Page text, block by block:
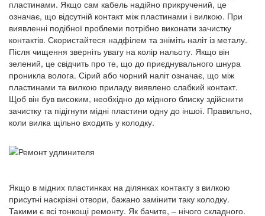
пластинами. Якщо сам кабель надійно прикручений, це
означає, що відсутній контакт між пластинами і вилкою. При
виявленні подібної проблеми потрібно виконати зачистку
контактів. Скористайтеся надфілем та зніміть наліт із металу.
Після чищення зверніть увагу на колір нальоту. Якщо він
зелений, це свідчить про те, що до приєднувального шнура
проникла волога. Сірий або чорний наліт означає, що між
пластинами та вилкою приладу виявлено слабкий контакт.
Щоб він був високим, необхідно до мідного блиску здійснити
зачистку та підігнути мідні пластини одну до іншої. Правильно,
коли вилка щільно входить у колодку.
Якщо в мідних пластинках на ділянках контакту з вилкою
присутні наскрізні отвори, бажано замінити таку колодку.
Такими є всі тонкощі ремонту. Як бачите, – нічого складного.